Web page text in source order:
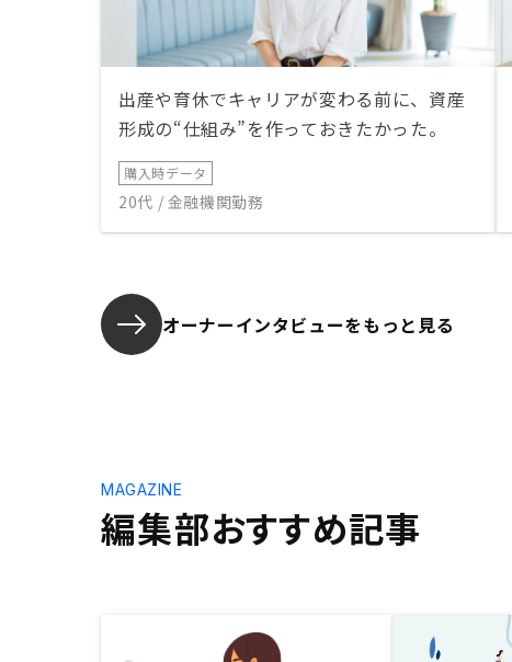
出産や育休でキャリアが変わる前に、資産
形成の“仕組み”を作っておきたかった。
購入時データ
20代 / 金融機関勤務
オーナーインタビューをもっと見る
編集部おすすめ記事
MAGAZINE